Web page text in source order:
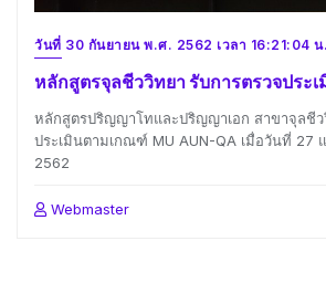
วันที่ 30 กันยายน พ.ศ. 2562 เวลา 16:21:04 น.
หลักสูตรจุลชีววิทยา รับการตรวจประเ
หลักสูตรปริญญาโทและปริญญาเอก สาขาจุลชีว
ประเมินตามเกณฑ์ MU AUN-QA เมื่อวันที่ 27
2562
Webmaster